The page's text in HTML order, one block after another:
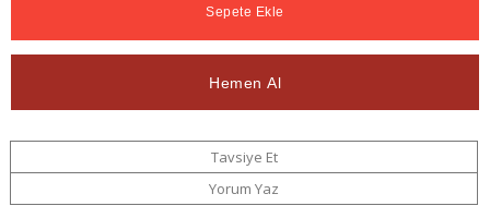
Tavsiye Et
Yorum Yaz